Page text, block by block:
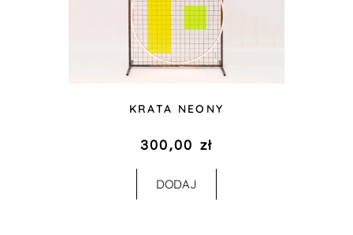
KRATA NEONY
300,00 zł
DODAJ